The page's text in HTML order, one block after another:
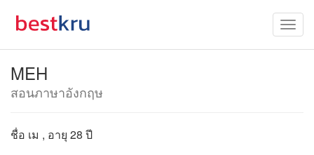
MEH
สอนภาษาอังกฤษ
ชื่อ เม , อายุ 28 ปี